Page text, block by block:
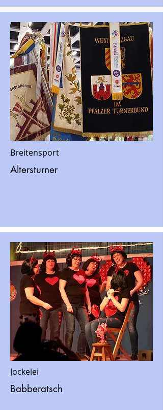
Breitensport
Altersturner
Jockelei
Babberatsch